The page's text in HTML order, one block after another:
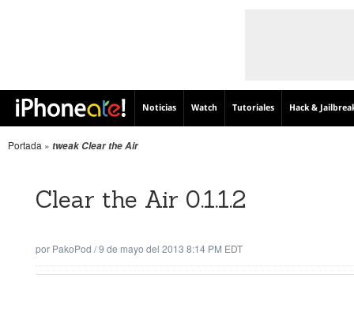
Noticias Watch Tutoriales Hack &
Portada » tweak Clear the Air
Clear the Air 0.1.1.2
por PakoPod /9 de mayo del 2013 8:14 PM EDT